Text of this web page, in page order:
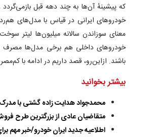
که پیشینهٔ آن‌ها به چند دهه قبل
خودرو‌های ایرانی در قیاس با مدل‌های
معنای سوزاندن سالانه میلیون‌ها لیتر
خودرو‌های داخلی هم برخی مدل‌ها مصرف
باشند. ازاین‌رو، قصد داریم در ادامه با
بیشتر بخوانید
محمدجواد هدایت زاده گشتی با
متقاضیان عادی از بزرگترین طرح
اطلاعیه جدید ایران خودرو/خبر مهم